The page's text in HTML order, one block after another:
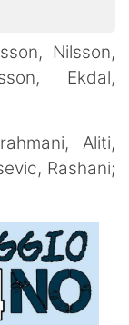
Nilsson,
Ekdal,
Aliti,
Rashani;